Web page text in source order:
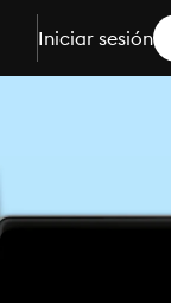
Iniciar sesión